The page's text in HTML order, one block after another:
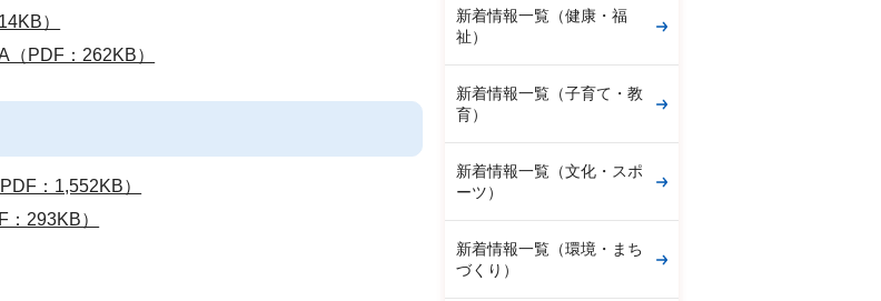
）
PDF：262KB）
：1,552KB）
293KB）
新着情報一覧（健康・福
祉）
新着情報一覧（子育て・教
育）
新着情報一覧（文化・スポ
ーツ）
新着情報一覧（環境・まち
づくり）